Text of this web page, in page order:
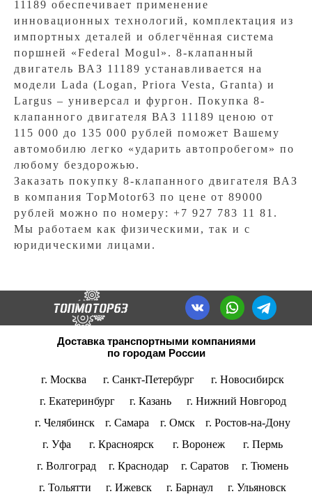
11189 обеспечивает применение
инновационных технологий, комплектация из
импортных деталей и облегчённая система
поршней «Federal Mogul». 8-клапанный
двигатель ВАЗ 11189 устанавливается на
модели Lada (Logan, Рriora Vesta, Granta) и
Largus – универсал и фургон. Покупка 8-
клапанного двигателя ВАЗ 11189 ценою от
115 000 до 135 000 рублей поможет Вашему
автомобилю легко «ударить автопробегом» по
любому бездорожью.
Заказать покупку 8-клапанного двигателя ВАЗ
в компания TopMotor63 по цене от 89000
рублей можно по номеру: +7 927 783 11 81.
Мы работаем как физическими, так и с
юридическими лицами.
Доставка транспортными компаниями
по городам России
г. Москва г. Санкт-Петербург
г. Новосибирск
г. Екатеринбург
г. Казань
г. Нижний Новгород
г. Челябинск
г. Самара г. Омск
г. Ростов-на-Дону
г. Уфа
г. Красноярск г. Воронеж
г. Пермь
г. Волгоград
г. Краснодар г. Саратов
г. Тюмень
г. Тольятти
г. Ижевск г. Барнаул
г. Ульяновск